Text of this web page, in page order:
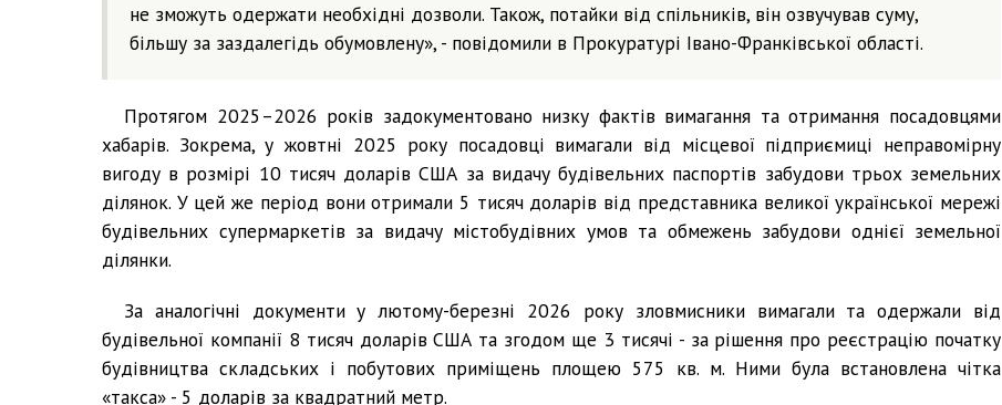
не зможуть одержати необхідні дозволи. Також, потайки від спільників, він озвучував суму,
більшу за заздалегідь обумовлену», - повідомили в Прокуратурі Івано-Франківської області.
Протягом 2025–2026 років задокументовано низку фактів вимагання та отримання посадовцями
хабарів. Зокрема, у жовтні 2025 року посадовці вимагали від місцевої підприємиці неправомірну
вигоду в розмірі 10 тисяч доларів США за видачу будівельних паспортів забудови трьох земельних
ділянок. У цей же період вони отримали 5 тисяч доларів від представника великої української мережі
будівельних супермаркетів за видачу містобудівних умов та обмежень забудови однієї земельної
ділянки.
За аналогічні документи у лютому-березні 2026 року зловмисники вимагали та одержали від
будівельної компанії 8 тисяч доларів США та згодом ще 3 тисячі - за рішення про реєстрацію початку
будівництва складських і побутових приміщень площею 575 кв. м. Ними була встановлена чітка
«такса» - 5 доларів за квадратний метр.